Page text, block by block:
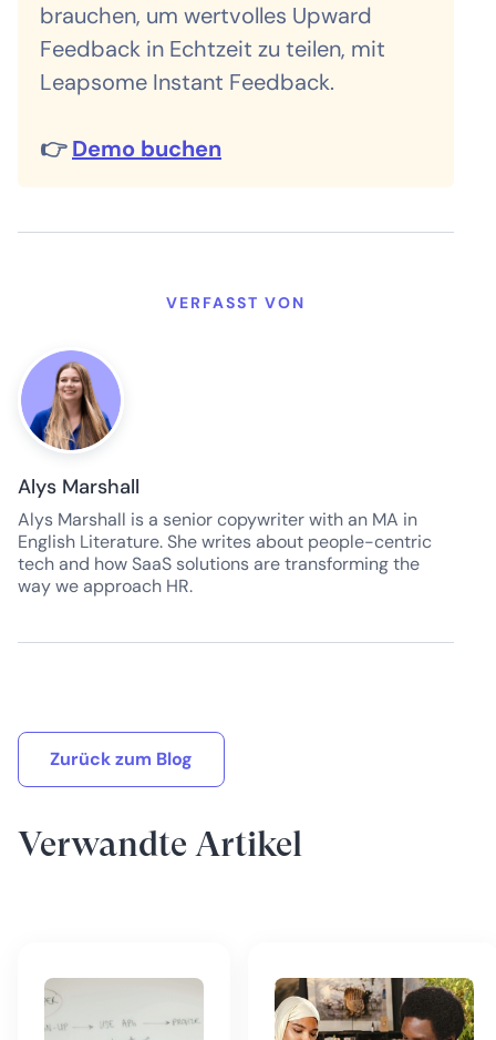
brauchen, um wertvolles Upward
Feedback in Echtzeit zu teilen, mit
Leapsome Instant Feedback.
👉Demo buchen
VERFASST VON
Alys Marshall
Alys Marshall is a senior copywriter with an MA in
English Literature. She writes about people-centric
tech and how SaaS solutions are transforming the
way we approach HR.
Verwandte Artikel
Zurück zum Blog